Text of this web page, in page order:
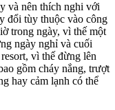
và nên thích nghi với
đổi tùy thuộc vào công
trong ngày, vì thế một
ngày nghỉ và cuối
vì thế đừng lên
gồm cháy nắng, trượt
hay cảm lạnh có thể